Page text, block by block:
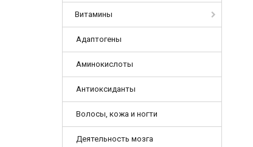
Витамины
Адаптогены
Аминокислоты
Антиоксиданты
Волосы, кожа и ногти
Деятельность мозга